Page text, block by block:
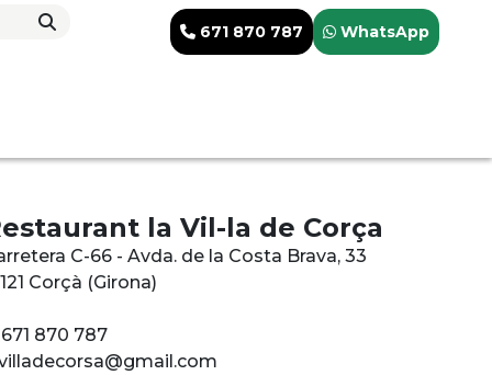
671 870 787 WhatsApp
la Vil-la de Corça
C-66 - Avda. de la Costa Brava, 33
Corçà (Girona)
671 870 787